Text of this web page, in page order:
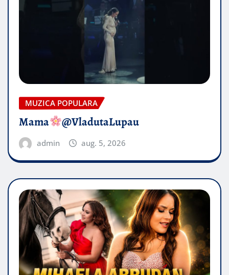
MUZICA POPULARA
Mama @VladutaLupau
admin aug. 5, 2026